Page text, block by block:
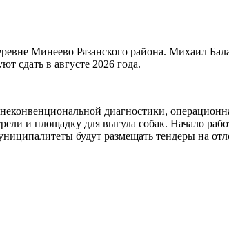
Минеево Рязанского района. Михаил
сдать в августе 2026 года.
диагностики,
и площадку для выгула собак. Начало
будут размещать тендеры на